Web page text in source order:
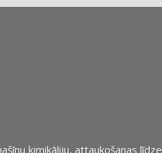
ķimikāliju, attaukošanas